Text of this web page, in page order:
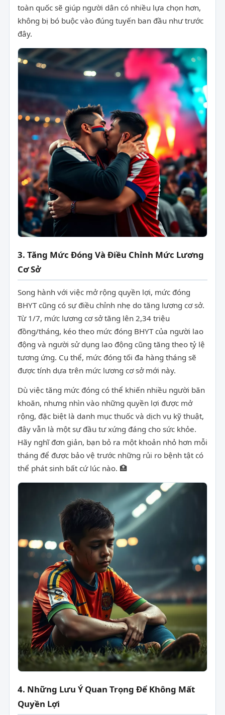
toàn quốc sẽ giúp người dân có nhiều lựa chọn hơn,
không bị bó buộc vào đúng tuyến ban đầu như trước
đây.
3. Tăng Mức Đóng Và Điều Chỉnh Mức Lương
Cơ Sở
Song hành với việc mở rộng quyền lợi, mức đóng
BHYT cũng có sự điều chỉnh nhẹ do tăng lương cơ sở.
Từ 1/7, mức lương cơ sở tăng lên 2,34 triệu
đồng/tháng, kéo theo mức đóng BHYT của người lao
động và người sử dụng lao động cũng tăng theo tỷ lệ
tương ứng. Cụ thể, mức đóng tối đa hàng tháng sẽ
được tính dựa trên mức lương cơ sở mới này.
Dù việc tăng mức đóng có thể khiến nhiều người băn
khoăn, nhưng nhìn vào những quyền lợi được mở
rộng, đặc biệt là danh mục thuốc và dịch vụ kỹ thuật,
đây vẫn là một sự đầu tư xứng đáng cho sức khỏe.
Hãy nghĩ đơn giản, bạn bỏ ra một khoản nhỏ hơn mỗi
tháng để được bảo vệ trước những rủi ro bệnh tật có
thể phát sinh bất cứ lúc nào. 🏥
4. Những Lưu Ý Quan Trọng Để Không Mất
Quyền Lợi